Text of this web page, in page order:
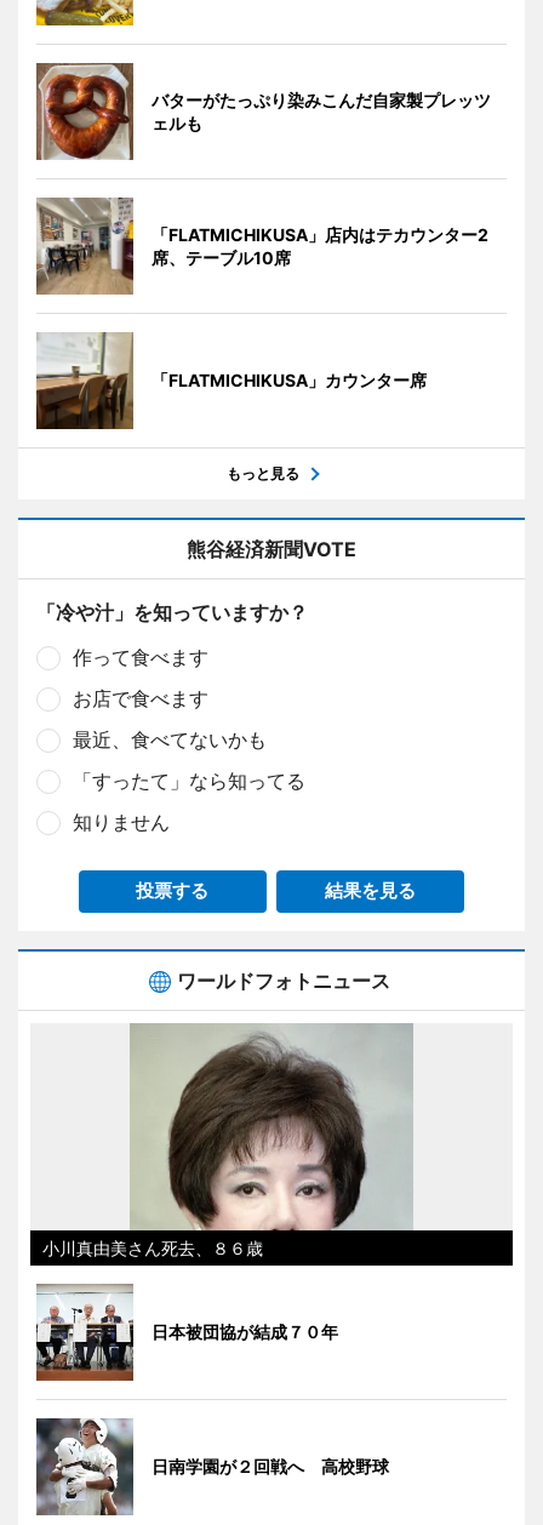
バターがたっぷり染みこんだ自家製プレッツ
ェルも
「FLATMICHIKUSA」店内はテカウンター2
席、テーブル10席
「FLATMICHIKUSA」カウンター席
もっと見る
熊谷経済新聞VOTE
「冷や汁」を知っていますか？
作って食べます
お店で食べます
最近、食べてないかも
「すったて」なら知ってる
知りません
投票する 結果を見る
ワールドフォトニュース
小川真由美さん死去、８６歳
日本被団協が結成７０年
日南学園が２回戦へ 高校野球